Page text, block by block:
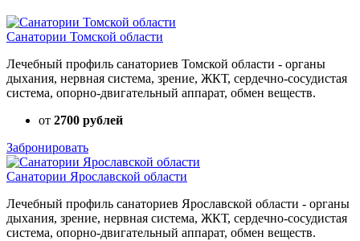
Санатории Томской области
Лечебный профиль санаториев Томской области - органы
дыхания, нервная система, зрение, ЖКТ, сердечно-сосудистая
система, опорно-двигательный аппарат, обмен веществ.
от 2700 рублей
Забронировать
Санатории Ярославской области
Лечебный профиль санаториев Ярославской области - органы
дыхания, зрение, нервная система, ЖКТ, сердечно-сосудистая
система, опорно-двигательный аппарат, обмен веществ.